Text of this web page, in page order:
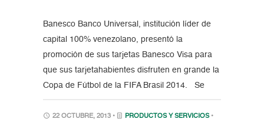
Banesco Banco Universal, institución líder de
capital 100% venezolano, presentó la
promoción de sus tarjetas Banesco Visa para
que sus tarjetahabientes disfruten en grande la
Copa de Fútbol de la FIFA Brasil 2014. Se
22 OCTUBRE, 2013 • PRODUCTOS Y SERVICIOS •